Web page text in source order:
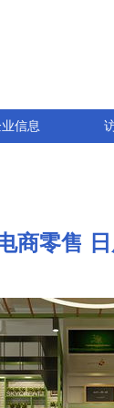
信息
商零售